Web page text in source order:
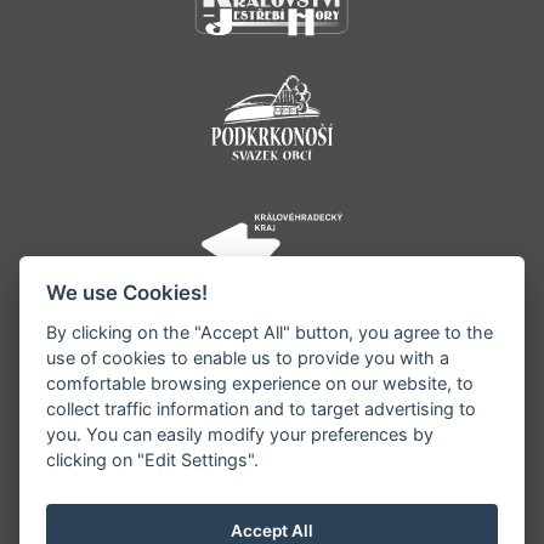
©1996 - 2026 Všechna práva vyhrazena serveru
We use Cookies!
By clicking on the "Accept All" button, you agree to the
use of cookies to enable us to provide you with a
comfortable browsing experience on our website, to
collect traffic information and to target advertising to
you. You can easily modify your preferences by
clicking on "Edit Settings".
Accept All